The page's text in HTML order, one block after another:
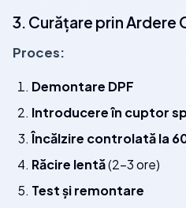
3. Curățare prin Ardere
Proces:
Demontare DPF
Introducere în cuptor
Încălzire controlată la
Răcire lentă(2-3 ore)
Test și remontare